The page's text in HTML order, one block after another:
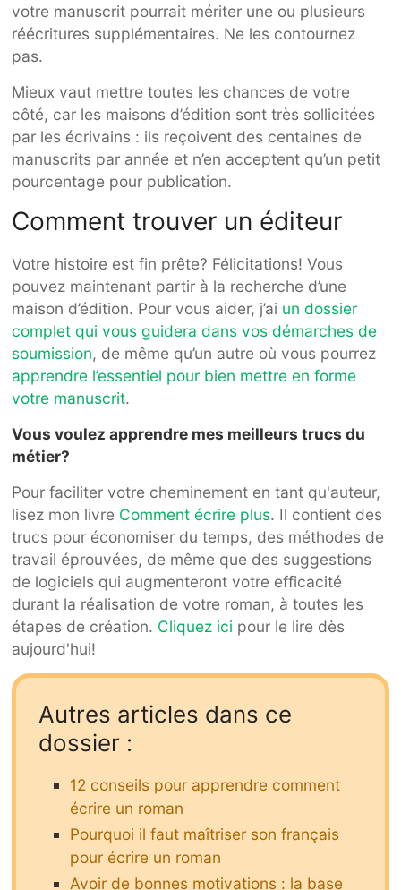
votre manuscrit pourrait mériter une ou plusieurs
réécritures supplémentaires. Ne les contournez
pas.
Mieux vaut mettre toutes les chances de votre
côté, car les maisons d’édition sont très sollicitées
par les écrivains : ils reçoivent des centaines de
manuscrits par année et n’en acceptent qu’un petit
pourcentage pour publication.
Comment trouver un éditeur
Votre histoire est fin prête? Félicitations! Vous
pouvez maintenant partir à la recherche d’une
maison d’édition. Pour vous aider, j’ai un dossier
complet qui vous guidera dans vos démarches de
soumission, de même qu’un autre où vous pourrez
apprendre l’essentiel pour bien mettre en forme
votre manuscrit.
Vous voulez apprendre mes meilleurs trucs du
métier?
Pour faciliter votre cheminement en tant qu'auteur,
lisez mon livre Comment écrire plus. Il contient des
trucs pour économiser du temps, des méthodes de
travail éprouvées, de même que des suggestions
de logiciels qui augmenteront votre efficacité
durant la réalisation de votre roman, à toutes les
étapes de création. Cliquez ici pour le lire dès
aujourd'hui!
Autres articles dans ce
dossier :
12 conseils pour apprendre comment
écrire un roman
Pourquoi il faut maîtriser son français
pour écrire un roman
Avoir de bonnes motivations : la base